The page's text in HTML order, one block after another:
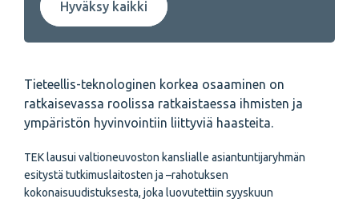
Hyväksy kaikki
Tieteellis-teknologinen korkea osaaminen on
ratkaisevassa roolissa ratkaistaessa ihmisten ja
ympäristön hyvinvointiin liittyviä haasteita.
TEK lausui valtioneuvoston kanslialle asiantuntijaryhmän
esitystä tutkimuslaitosten ja –rahotuksen
kokonaisuudistuksesta, joka luovutettiin syyskuun